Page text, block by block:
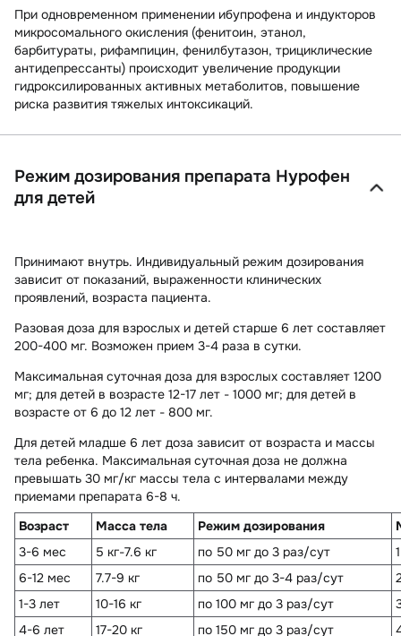
При одновременном применении ибупрофена и индукторов
микросомального окисления (фенитоин, этанол,
барбитураты, рифампицин, фенилбутазон, трициклические
антидепрессанты) происходит увеличение продукции
гидроксилированных активных метаболитов, повышение
риска развития тяжелых интоксикаций.
Режим дозирования препарата Нурофен
для детей
Принимают внутрь. Индивидуальный режим дозирования
зависит от показаний, выраженности клинических
проявлений, возраста пациента.
Разовая доза для взрослых и детей старше 6 лет составляет
200-400 мг. Возможен прием 3-4 раза в сутки.
Максимальная суточная доза для взрослых составляет 1200
мг; для детей в возрасте 12-17 лет - 1000 мг; для детей в
возрасте от 6 до 12 лет - 800 мг.
Для детей младше 6 лет доза зависит от возраста и массы
тела ребенка. Максимальная суточная доза не должна
превышать 30 мг/кг массы тела c интервалами между
приемами препарата 6-8 ч.
Возраст
Масса тела Режим дозирования
3-6 мес
5 кг-7.6 кг по 50 мг до 3 раз/сут
6-12 мес
7.7-9 кг по 50 мг до 3-4 раз/сут
1-3 лет
10-16 кг по 100 мг до 3 раз/сут
4-6 лет
17-20 кг по 150 мг до 3 раз/сут